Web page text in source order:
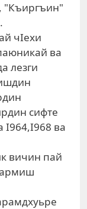
"Къиргъин"
чIехи
ва
лезги
сифте
I964,I968 ва
вичин пай